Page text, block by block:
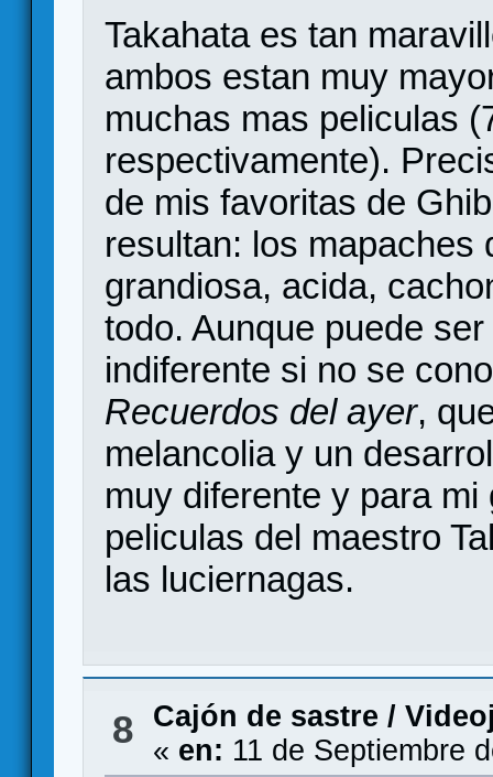
Takahata es tan
ambos estan muy
muchas mas peliculas
respectivamente).
de mis favoritas de
resultan: los mapaches
grandiosa, acida,
todo. Aunque puede
indiferente si no se
Recuerdos del ayer,
melancolia y un
muy diferente y para
peliculas del maestro
las luciernagas.
8 Cajón de sastre /
« en: 11 de Septiembre